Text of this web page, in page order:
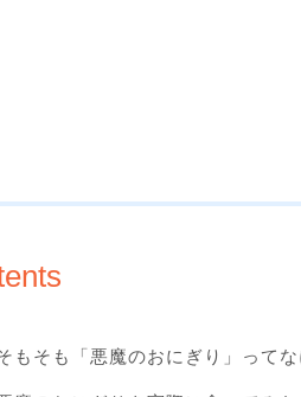
もそも「悪魔のおにぎり」ってな